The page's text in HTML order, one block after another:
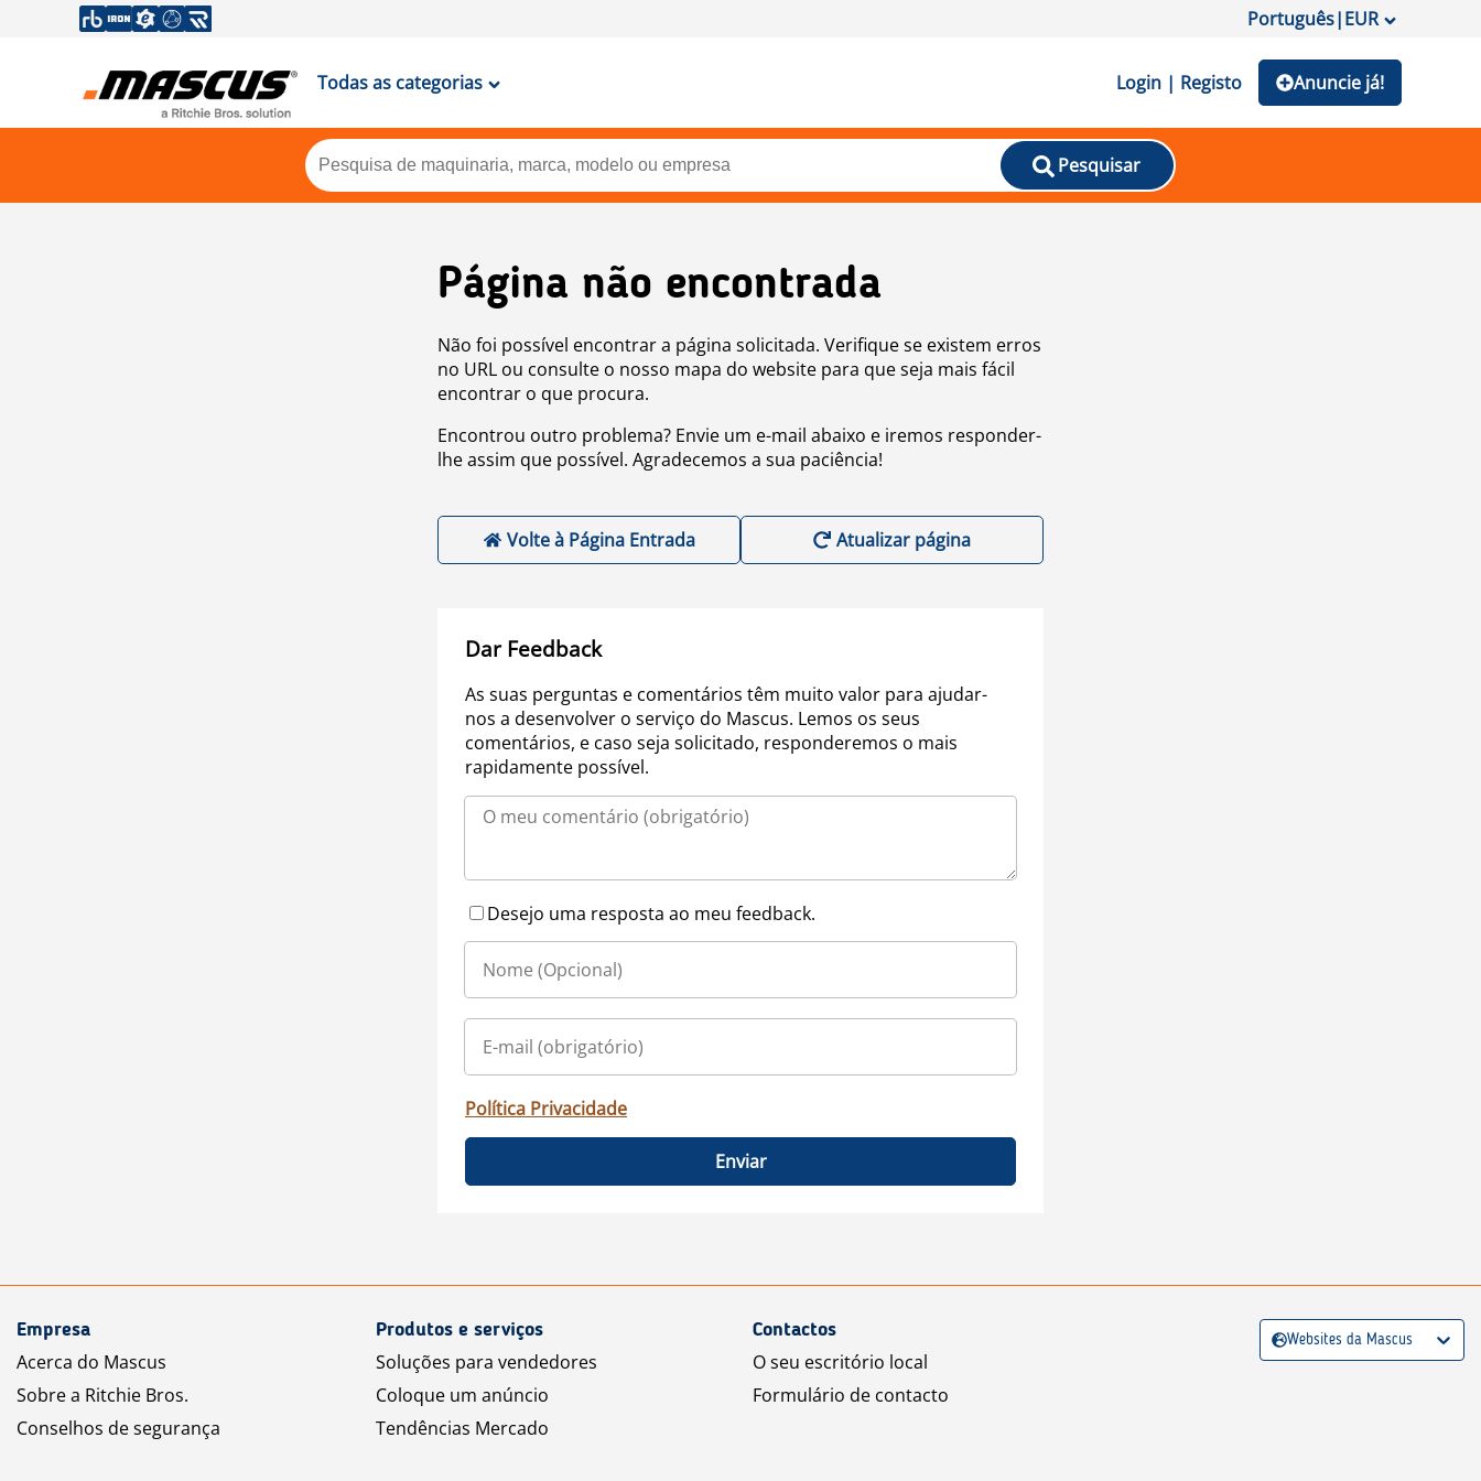
Português|EUR
Todas as categorias Login | Registo Anuncie já!
Pesquisar
Página não encontrada
Não foi possível encontrar a página solicitada. Verifique se existem erros
no URL ou consulte o nosso mapa do website para que seja mais fácil
encontrar o que procura.
Encontrou outro problema? Envie um e-mail abaixo e iremos responder-
lhe assim que possível. Agradecemos a sua paciência!
Volte à Página Entrada Atualizar página
Dar Feedback
As suas perguntas e comentários têm muito valor para ajudar-
nos a desenvolver o serviço do Mascus. Lemos os seus
comentários, e caso seja solicitado, responderemos o mais
rapidamente possível.
Desejo uma resposta ao meu feedback.
Política Privacidade
Enviar
Empresa
Acerca do Mascus
Sobre a Ritchie Bros.
Conselhos de segurança
Produtos e serviços
Soluções para vendedores
Coloque um anúncio
Tendências Mercado
Contactos
O seu escritório local
Formulário de contacto
Websites da Mascus